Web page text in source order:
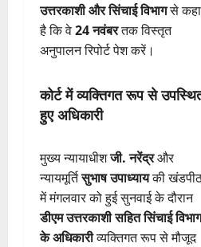
उत्तरकाशी और सिंचाई विभागसे कहा
है कि वे24 नवंबरतक विस्तृत
अनुपालन रिपोर्ट पेश करें।
कोर्ट में व्यक्तिगत रूप से
हुए अधिकारी
मुख्य न्यायाधीशजी. नरेंद्रऔर
न्यायमूर्तिसुभाष उपाध्यायकी
में मंगलवार को हुई सुनवाई के दौरान
डीएम उत्तरकाशी सहित सिंचाई विभाग
के अधिकारीव्यक्तिगत रूप से मौजूद